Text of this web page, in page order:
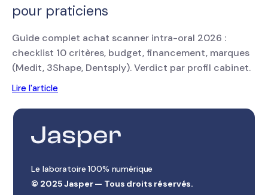
pour praticiens
Guide complet achat scanner intra-oral 2026 :
checklist 10 critères, budget, financement, marques
(Medit, 3Shape, Dentsply). Verdict par profil cabinet.
Lire l'article
Le laboratoire 100% numérique
© 2025 Jasper — Tous droits réservés.